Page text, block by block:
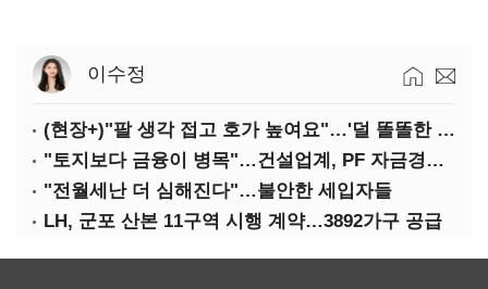
이수정
(현장+)"팔 생각 접고 호가 높여요"…'덜 똘똘한 한 채' 20억 키맞추기
"토지보다 금융이 병목"…건설업계, PF 자금경색 해소 목소리
"전월세난 더 심해진다"…불안한 세입자들
LH, 군포 산본 11구역 시행 계약…3892가구 공급